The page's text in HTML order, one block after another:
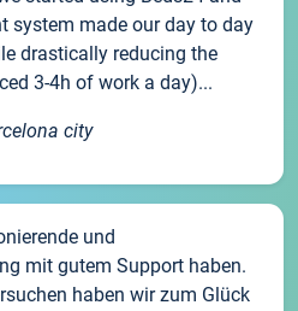
system made our day to day
drastically reducing the
3-4h of work a day)...
city
und
mit gutem Support haben.
haben wir zum Glück